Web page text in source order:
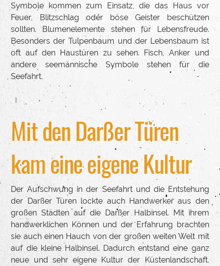
Symbole kommen zum Einsatz, die das Haus vor
Feuer, Blitzschlag oder böse Geister beschützen
sollten. Blumenelemente stehen für Lebensfreude.
Besonders der Tulpenbaum und der Lebensbaum ist
oft auf den Haustüren zu sehen. Fisch, Anker und
andere seemännische Symbole stehen für die
Seefahrt.
Mit den Darßer Türen
kam eine eigene Kultur
Der Aufschwung in der Seefahrt und die Entstehung
der Darßer Türen lockte auch Handwerker aus den
großen Städten auf die Darßer Halbinsel. Mit ihrem
handwerklichen Können und der Erfahrung brachten
sie auch einen Hauch von der großen weiten Welt mit
auf die kleine Halbinsel. Dadurch entstand eine ganz
neue und sehr eigene Kultur der Küstenlandschaft.